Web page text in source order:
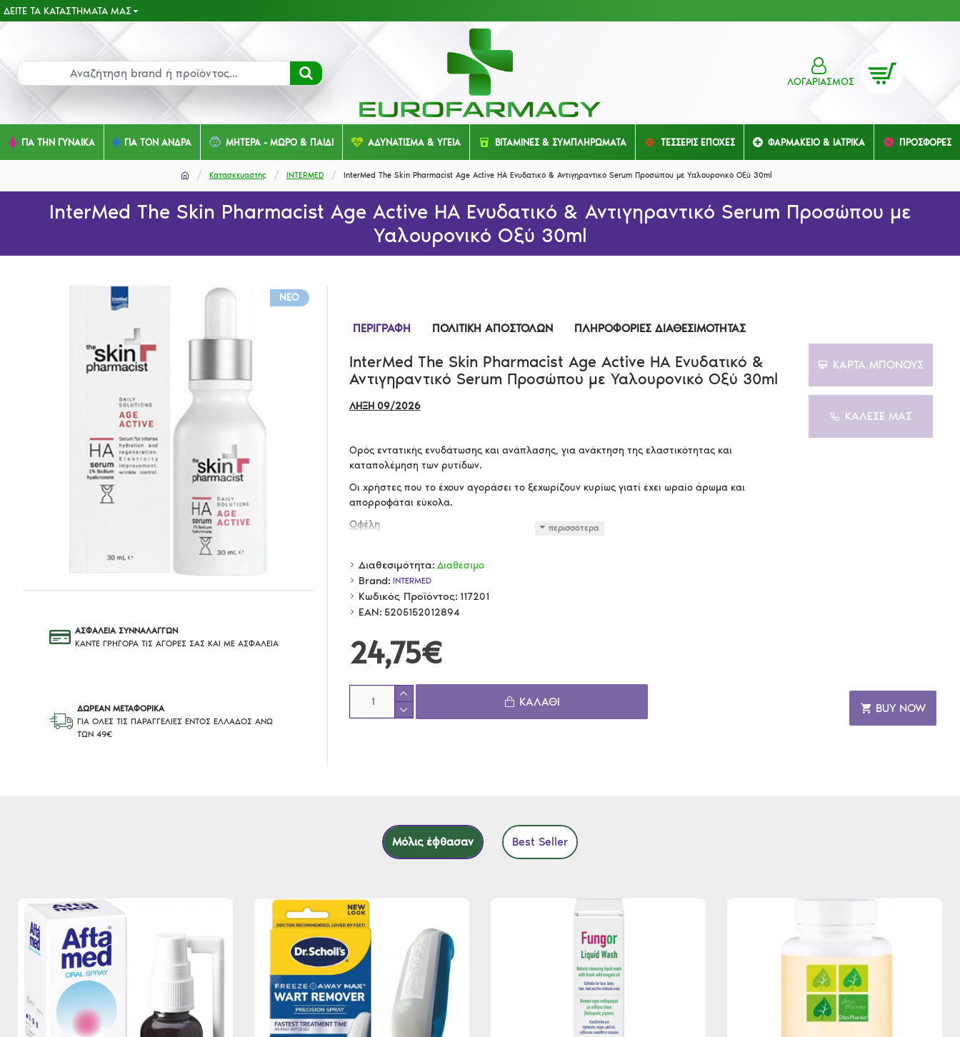
ΔΕΊΤΕ ΤΑ ΚΑΤΑΣΤΉΜΑΤΑ ΜΑΣ
ΛΟΓΑΡΙΑΣΜΌΣ
ΓΙΑ ΤΗΝ ΓΥΝΑΙΚΑ ΓΙΑ ΤΟΝ ΑΝΔΡΑ ΜΗΤΕΡΑ - ΜΩΡΟ & ΠΑΙΔΙ ΑΔΥΝΑΤΙΣΜΑ & ΥΓΕΙΑ ΒΙΤΑΜΙΝΕΣ & ΣΥΜΠΛΗΡΩΜΑΤΑ ΤΕΣΣΕΡΙΣ ΕΠΟΧΕΣ ΦΑΡΜΑΚΕΙΟ & ΙΑΤΡΙΚΑ ΠΡΟΣΦΟΡΕΣ
Κατασκευαστής INTERMED InterMed The Skin Pharmacist Age Active HA Ενυδατικό & Αντιγηραντικό Serum Προσώπου με Υαλουρονικό Οξύ 30ml
InterMed The Skin Pharmacist Age Active HA Ενυδατικό & Αντιγηραντικό Serum Προσώπου με
Υαλουρονικό Οξύ 30ml
NEO
ΑΣΦΑΛΕΙΑ ΣΥΝΝΑΛΑΓΓΩΝ
ΚΆΝΤΕ ΓΡΉΓΟΡΑ ΤΙΣ ΑΓΟΡΈΣ ΣΑΣ ΚΑΙ ΜΕ ΑΣΦΆΛΕΙΑ
ΔΩΡΕΑΝ ΜΕΤΑΦΟΡΙΚΑ
ΓΙΑ ΟΛΕΣ ΤΙΣ ΠΑΡΑΓΓΕΛΙΕΣ ΕΝΤΟΣ ΕΛΛΑΔΟΣ ΑΝΩ
ΤΩΝ 49€
ΠΕΡΙΓΡΑΦΉ ΠΟΛΙΤΙΚΉ ΑΠΟΣΤΟΛΏΝ ΠΛΗΡΟΦΟΡΊΕΣ ΔΙΑΘΕΣΙΜΌΤΗΤΑΣ
InterMed The Skin Pharmacist Age Active HA Ενυδατικό &
Αντιγηραντικό Serum Προσώπου με Υαλουρονικό Οξύ 30ml
ΛΗΞΗ 09/2026
Ορός εντατικής ενυδάτωσης και ανάπλασης, για ανάκτηση της ελαστικότητας και
καταπολέμηση των ρυτίδων.
Οι χρήστες που το έχουν αγοράσει το ξεχωρίζουν κυρίως γιατί έχει ωραίο άρωμα και
απορροφάται εύκολα.
Οφέλη
Τα επίπεδα της υγρασίας διατηρούνται σε υψηλά επίπεδα, οπότε η επιδερμίδα είναι
ορατά πιο λεία, ελαστική και λαμπερή.
Η αύξηση της υγρασίας, καθυστερεί την εμφάνιση των ρυτίδων.
ΚΑΡΤΑ ΜΠΟΝΟΥΣ
ΚΑΛΕΣΕ ΜΑΣ
Διαθεσιμότητα: Διαθέσιμο
Brand: INTERMED
Κωδικός Προϊόντος: 117201
EAN: 5205152012894
24,75€
ΚΑΛΆΘΙ BUY NOW
Μόλις έφθασαν Best Seller